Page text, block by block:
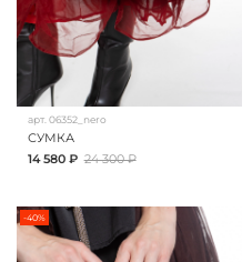
арт.06352_nero
СУМКА
14 580 ₽ 24 300 ₽
-40%